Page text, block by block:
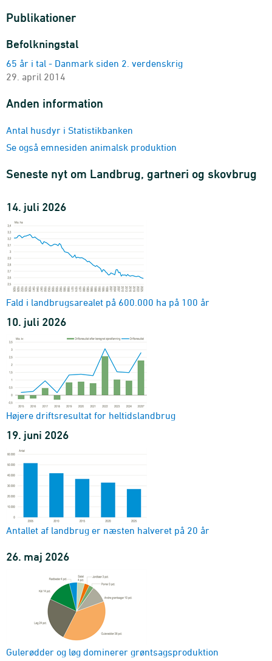
Mælkeproduktion og anvendelse
enhed
1990-2025
Ægproduktion og produktionsformer
enhed (år)
kategori og enhed
2005-2025 - 1.000 stk.
Slagtninger og produktion af kvæg
kategori og enhed (måned)
1995M01-2026M05
kategori og enhed (måned)
1995M01-2026M05
Mælkeproduktion og anvendelse
enhed (måned)
1995M01-2026M05
Ægproduktion og produktionsformer
enhed (kvartaler)
Slagtninger og produktion af fjerkræ
kategori og enhed (kvartaler)
1995K1-2026K1
Publikationer
Befolkningstal
65 år i tal - Danmark siden 2. verdenskrig
29. april 2014
Anden information
Antal husdyr i Statistikbanken
Se også emnesiden animalsk produktion
Seneste nyt om Landbrug, gartneri og skovbrug
14. juli 2026
Fald i landbrugsarealet på 600.000 ha på 100 år
10. juli 2026
Højere driftsresultat for heltidslandbrug
19. juni 2026
Antallet af landbrug er næsten halveret på 20 år
26. maj 2026
Gulerødder og løg dominerer grøntsagsproduktion